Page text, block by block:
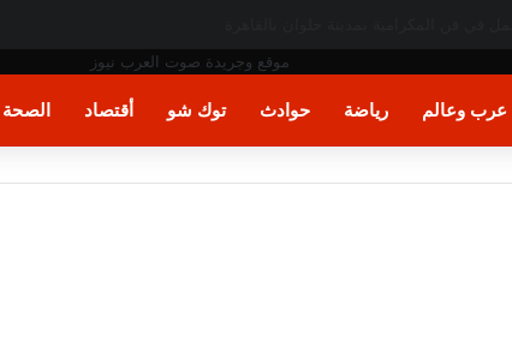
عرب وعالم رياضة حوادث توك شو أقتصاد الصحة